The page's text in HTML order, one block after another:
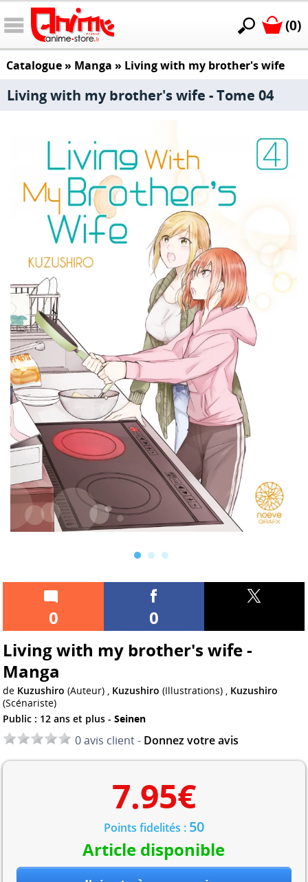
(0)
Catalogue» Manga » Living with my brother's wife
Living with my brother's wife - Tome 04
0
0
Living with my brother's wife -
Manga
de Kuzushiro (Auteur) , Kuzushiro (Illustrations) , Kuzushiro
(Scénariste)
Public : 12 ans et plus -Seinen
0 avis client - Donnez votre avis
7.95€
Points fidelités : 50
Article disponible